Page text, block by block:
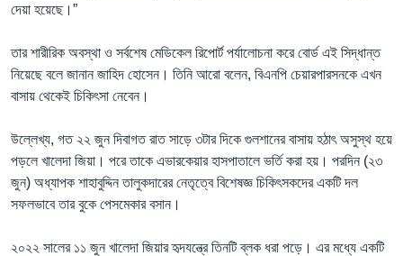
দেয়া হয়েছে।”
তার শারীরিক অবস্থা ও সর্বশেষ মেডিকেল রিপোর্ট পর্যালোচনা করে বোর্ড এই সিদ্ধান্ত
নিয়েছে বলে জানান জাহিদ হোসেন। তিনি আরো বলেন, বিএনপি চেয়ারপারসনকে এখন
বাসায় থেকেই চিকিৎসা নেবেন।
উল্লেখ্য, গত ২২ জুন দিবাগত রাত সাড়ে ৩টার দিকে গুলশানের বাসায় হঠাৎ অসুস্থ হয়ে
পড়লে খালেদা জিয়া। পরে তাকে এভারকেয়ার হাসপাতালে ভর্তি করা হয়। পরদিন (২৩
জুন) অধ্যাপক শাহাবুদ্দিন তালুকদারের নেতৃত্বে বিশেষজ্ঞ চিকিৎসকদের একটি দল
সফলভাবে তার বুকে পেসমেকার বসান।
২০২২ সালের ১১ জুন খালেদা জিয়ার হৃদযন্ত্রে তিনটি ব্লক ধরা পড়ে। এর মধ্যে একটি